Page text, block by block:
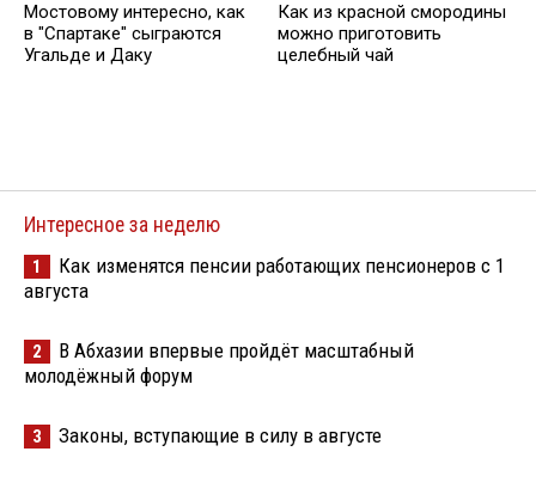
Мостовому интересно, как
в "Спартаке" сыграются
Угальде и Даку
Как из красной смородины
можно приготовить
целебный чай
Интересное за неделю
1
Как изменятся пенсии работающих пенсионеров с 1
августа
2
В Абхазии впервые пройдёт масштабный
молодёжный форум
3 Законы, вступающие в силу в августе